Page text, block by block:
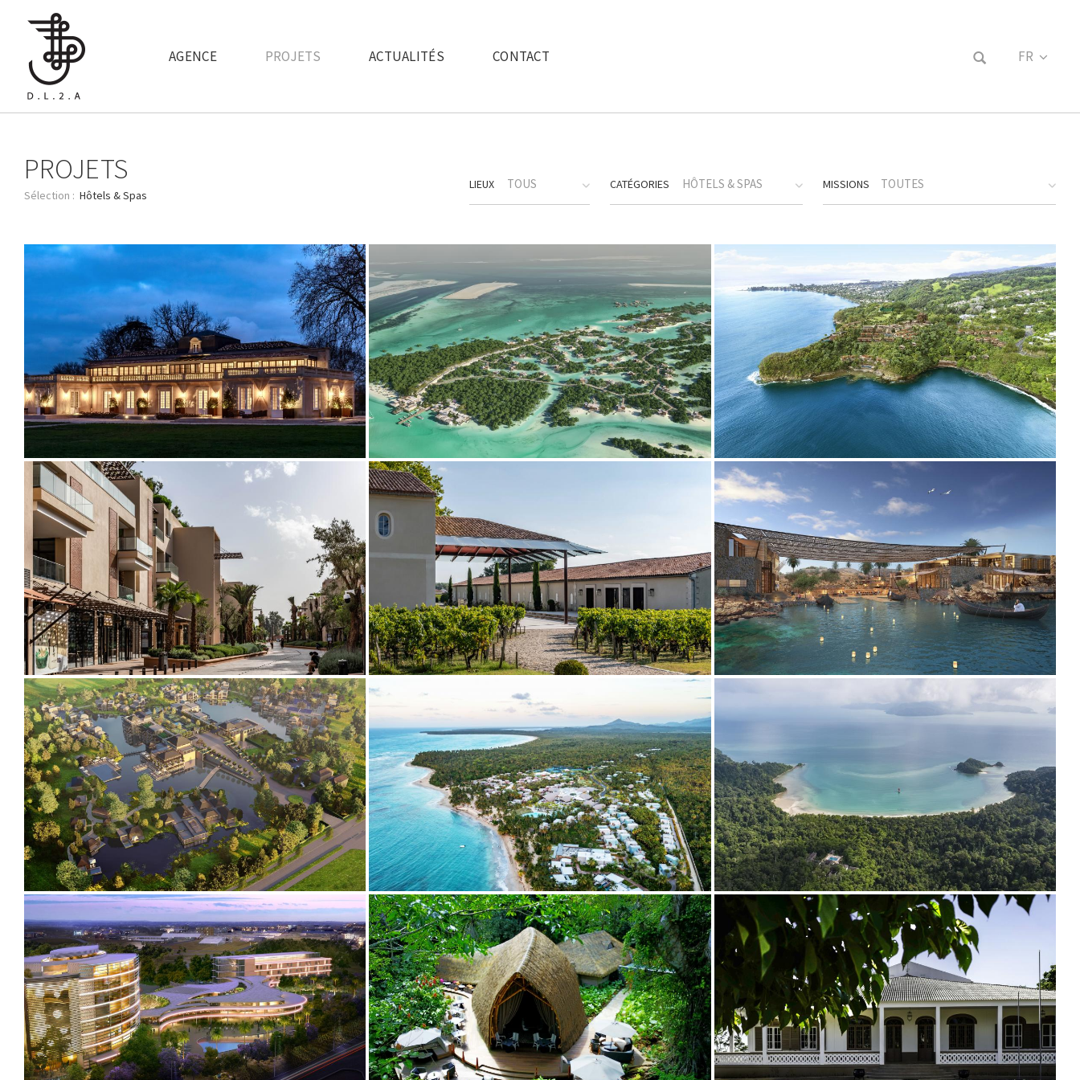
AGENCE PROJETS ACTUALITÉS CONTACT FR
PROJETS
Hôtels & Spas
LIEUX TOUS CATÉGORIES HÔTELS & SPAS MISSIONS TOUTES
2024 2022 2022
2021 2020 2020
2019-2020 2020 1999 / 2018
2019 2018 2017-2018